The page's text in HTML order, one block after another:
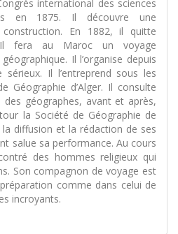
international des sciences
en 1875. Il découvre une
En 1882, il quitte
Il fera au Maroc un voyage
Il l’organise depuis
Il l’entreprend sous les
Géographie d’Alger. Il consulte
des géographes, avant et après,
la Société de Géographie de
la diffusion et la rédaction de ses
salue sa performance. Au cours
des hommes religieux qui
Son compagnon de voyage est
comme dans celui de
incroyants.